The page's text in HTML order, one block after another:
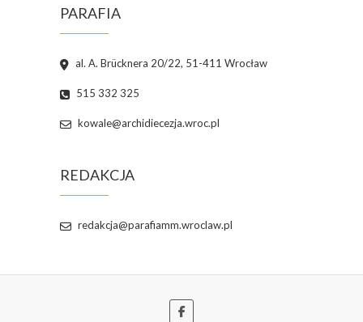
PARAFIA
al. A. Brücknera 20/22, 51-411 Wrocław
515 332 325
kowale@archidiecezja.wroc.pl
REDAKCJA
redakcja@parafiamm.wroclaw.pl